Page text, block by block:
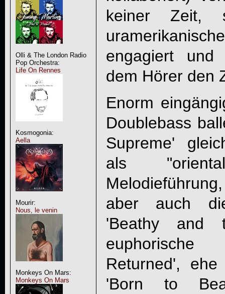
Olli & The London Radio
Pop Orchestra:
Life On Rennes
Kosmogonia:
Aella
Mourir:
Nous, le venin
Monkeys On Mars:
Monkeys On Mars
keiner Zeit,
engagiert und
dem Hörer den
Enorm
Doublebass
Supreme'
als
aber auch
'Beathy and
Returned',
'Born to